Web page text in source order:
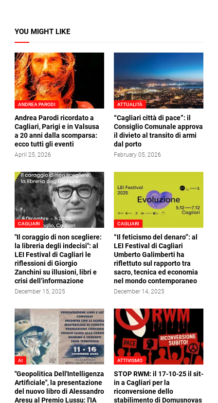
YOU MIGHT LIKE
ANDREA PARODI
Andrea Parodi ricordato a
Cagliari, Parigi e in Valsusa
a 20 anni dalla scomparsa:
ecco tutti gli eventi
April 25, 2026
ATTUALITÀ
“Cagliari città di pace”: il
Consiglio Comunale approva
il divieto al transito di armi
dal porto
February 05, 2026
CAGLIARI
"Il coraggio di non scegliere:
la libreria degli indecisi": al
LEI Festival di Cagliari le
riflessioni di Giorgio
Zanchini su illusioni, libri e
crisi dell’informazione
December 15, 2025
CAGLIARI
“Il feticismo del denaro”: al
LEI Festival di Cagliari
Umberto Galimberti ha
riflettuto sul rapporto tra
sacro, tecnica ed economia
nel mondo contemporaneo
December 14, 2025
AI
"Geopolitica Dell'Intelligenza
Artificiale", la presentazione
del nuovo libro di Alessandro
Aresu al Premio Lussu: l'IA
ATTIVISMO
STOP RWM: il 17-10-25 il sit-
in a Cagliari per la
riconversione dello
stabilimento di Domusnovas